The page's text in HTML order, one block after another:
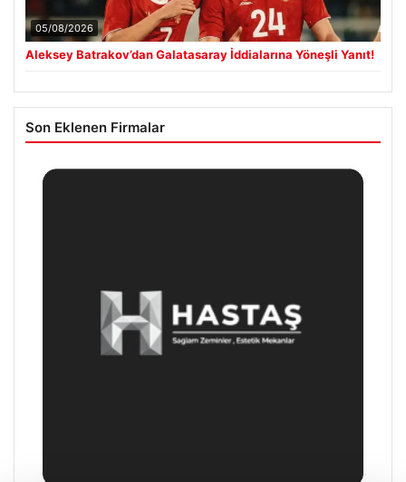
05/08/2026
Aleksey Batrakov’dan Galatasaray İddialarına Yöneşli Yanıt!
Son Eklenen Firmalar